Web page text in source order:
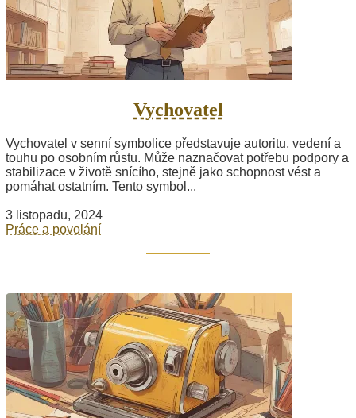
Vychovatel
Vychovatel v senní symbolice představuje autoritu, vedení a
touhu po osobním růstu. Může naznačovat potřebu podpory a
stabilizace v životě snícího, stejně jako schopnost vést a
pomáhat ostatním. Tento symbol...
3 listopadu, 2024
Práce a povolání